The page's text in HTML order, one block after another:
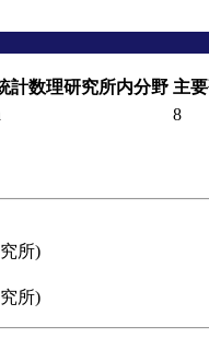
計数理研究所内分野 主
8
所)
所)